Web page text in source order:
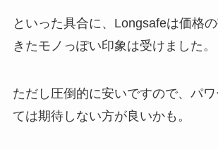
といった具合に、Longsafeは価格
きたモノっぽい印象は受けました。
ただし圧倒的に安いですので、パ
ては期待しない方が良いかも。